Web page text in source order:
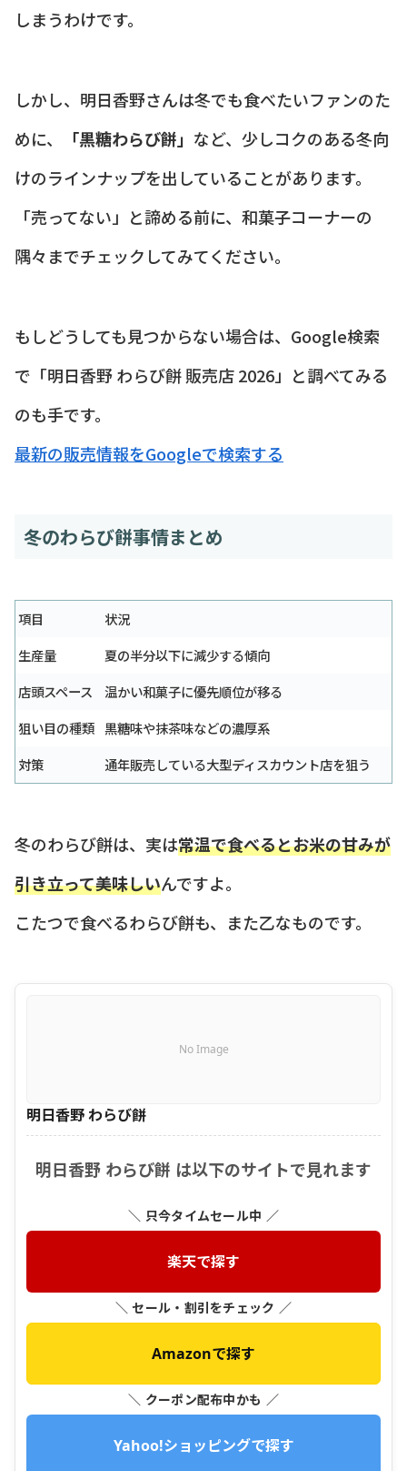
しまうわけです。
しかし、明日香野さんは冬でも食べたいファンのた
めに、
「黒糖わらび餅」 など、少しコクのある冬向
けのラインナップを出していることがあります。
「売ってない」と諦める前に、和菓子コーナーの
隅々までチェックしてみてください。
もしどうしても見つからない場合は、Google検索
で「明日香野 わらび餅 販売店 2026」と調べてみる
のも手です。
最新の販売情報をGoogleで検索する
冬のわらび餅事情まとめ
項目
状況
生産量
夏の半分以下に減少する傾向
店頭スペース
温かい和菓子に優先順位が移る
狙い目の種類 黒糖味や抹茶味などの濃厚系
対策
通年販売している大型ディスカウント店を狙う
冬のわらび餅は、実は常温で食べるとお米の甘みが
引き立って美味しいんですよ。
こたつで食べるわらび餅も、また乙なものです。
No Image
明日香野 わらび餅
明日香野 わらび餅 は以下のサイトで見れます
＼ 只今タイムセール中 ／
楽天で探す
＼ セール・割引をチェック ／
Amazonで探す
＼ クーポン配布中かも ／
Yahoo!ショッピングで探す